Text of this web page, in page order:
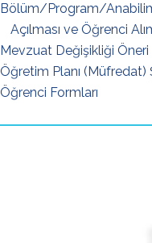
Bölüm/Program/
Açılması ve Öğrenci
Mevzuat Değişikliği
Öğretim Planı (Müfredat)
Öğrenci Formları